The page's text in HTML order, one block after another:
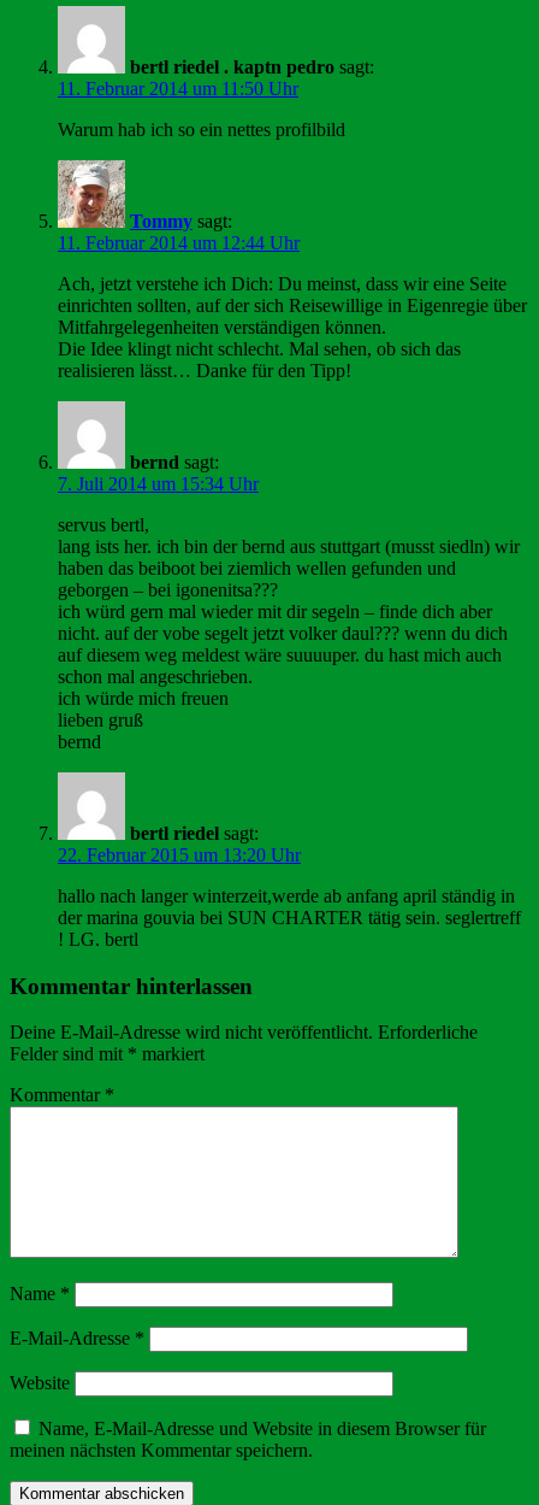
bertl riedel . kaptn pedro sagt:
11. Februar 2014 um 11:50 Uhr
Warum hab ich so ein nettes profilbild
Tommy sagt:
11. Februar 2014 um 12:44 Uhr
Ach, jetzt verstehe ich Dich: Du meinst, dass wir eine Seite
einrichten sollten, auf der sich Reisewillige in Eigenregie über
Mitfahrgelegenheiten verständigen können.
Die Idee klingt nicht schlecht. Mal sehen, ob sich das
realisieren lässt… Danke für den Tipp!
bernd sagt:
7. Juli 2014 um 15:34 Uhr
servus bertl,
lang ists her. ich bin der bernd aus stuttgart (musst siedln) wir
haben das beiboot bei ziemlich wellen gefunden und
geborgen – bei igonenitsa???
ich würd gern mal wieder mit dir segeln – finde dich aber
nicht. auf der vobe segelt jetzt volker daul??? wenn du dich
auf diesem weg meldest wäre suuuuper. du hast mich auch
schon mal angeschrieben.
ich würde mich freuen
lieben gruß
bernd
bertl riedel sagt:
22. Februar 2015 um 13:20 Uhr
hallo nach langer winterzeit,werde ab anfang april ständig in
der marina gouvia bei SUN CHARTER tätig sein. seglertreff
! LG. bertl
Kommentar hinterlassen
Deine E-Mail-Adresse wird nicht veröffentlicht. Erforderliche
Felder sind mit * markiert
Kommentar *
Name *
E-Mail-Adresse *
Website
Name, E-Mail-Adresse und Website in diesem Browser für
meinen nächsten Kommentar speichern.